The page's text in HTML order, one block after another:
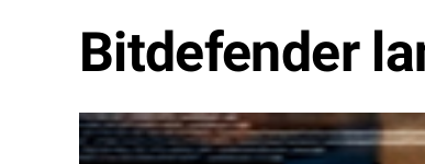
Bitdefender